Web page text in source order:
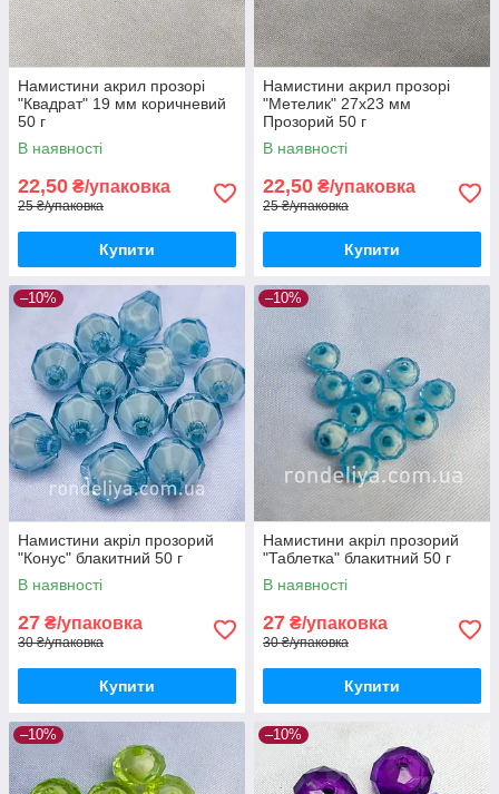
Намистини акрил прозорі
"Квадрат" 19 мм коричневий
50 г
В наявності
22,50 ₴/упаковка
25 ₴/упаковка
Купити
Намистини акрил прозорі
"Метелик" 27х23 мм
Прозорий 50 г
В наявності
22,50 ₴/упаковка
25 ₴/упаковка
Купити
–10%
Намистини акріл прозорий
"Конус" блакитний 50 г
В наявності
27 ₴/упаковка
30 ₴/упаковка
Купити
–10%
Намистини акріл прозорий
"Таблетка" блакитний 50 г
В наявності
27 ₴/упаковка
30 ₴/упаковка
Купити
–10% –10%